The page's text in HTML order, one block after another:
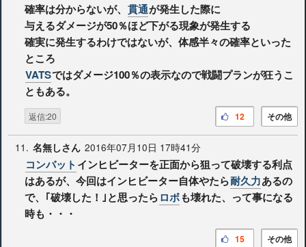
確率は分からないが、 貫通が発生した際に
与えるダメージが50％ほど下がる現象が発生する
確実に発生するわけではないが、体感半々の確率といった
ところ
VATSではダメージ100％の表示なので戦闘プランが狂うこ
ともある。
返信:20 その他
12
11. 名無しさん 2016年07月10日 17時41分
コンバット インヒビーターを正面から狙って破壊する利点
はあるが、今回はインヒビーター自体やたら耐久力あるの
で、｢破壊した！｣と思ったらロボも壊れた、って事になる
時も・・・
その他
15